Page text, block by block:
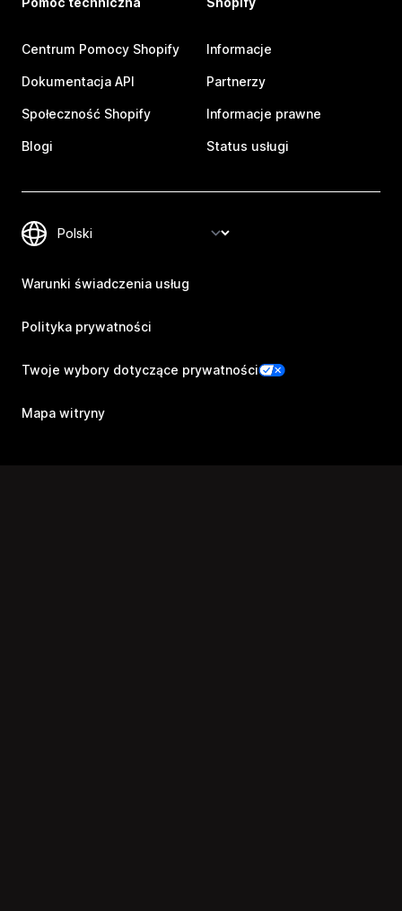
Centrum Pomocy Shopify
Dokumentacja API
Społeczność Shopify
Blogi
Informacje
Partnerzy
Informacje prawne
Status usługi
Warunki świadczenia usług
Polityka prywatności
Twoje wybory dotyczące prywatności
Mapa witryny